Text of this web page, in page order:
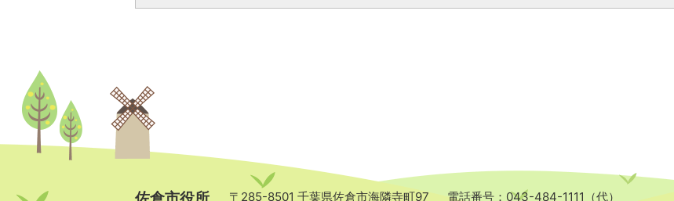
〒285-8501 千葉県佐倉市海隣寺町97 電話番号：043-484-1111（代）